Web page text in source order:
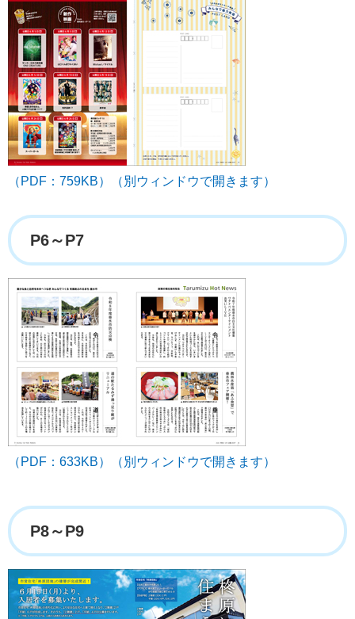
（PDF：759KB）（別ウィンドウで開きます）
P6～P7
（PDF：633KB）（別ウィンドウで開きます）
P8～P9